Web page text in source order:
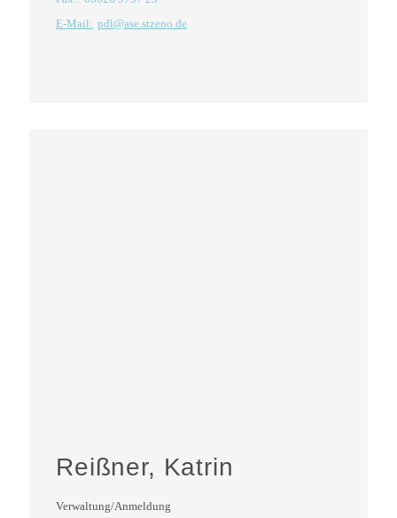
E-Mail: pdl@ase.stzeno.de
Reißner, Katrin
Verwaltung/Anmeldung